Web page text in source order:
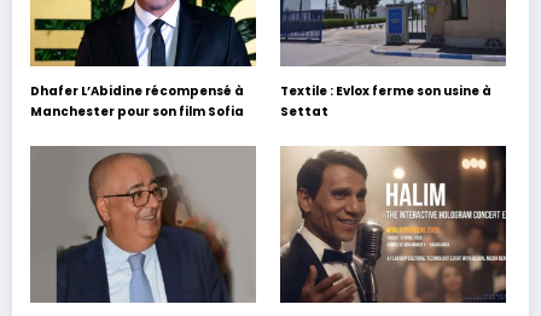
Dhafer L’Abidine récompensé à
Manchester pour son film Sofia
Textile : Evlox ferme son usine à
Settat